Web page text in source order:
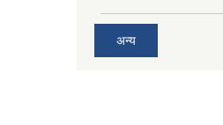
अन्य